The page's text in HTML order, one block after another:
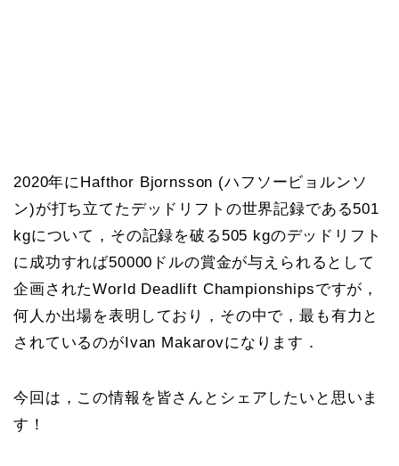
2020年にHafthor Bjornsson (ハフソービョルンソ
ン)が打ち立てたデッドリフトの世界記録である501
kgについて，その記録を破る505 kgのデッドリフト
に成功すれば50000ドルの賞金が与えられるとして
企画されたWorld Deadlift Championshipsですが，
何人か出場を表明しており，その中で，最も有力と
されているのがIvan Makarovになります．
今回は，この情報を皆さんとシェアしたいと思いま
す！